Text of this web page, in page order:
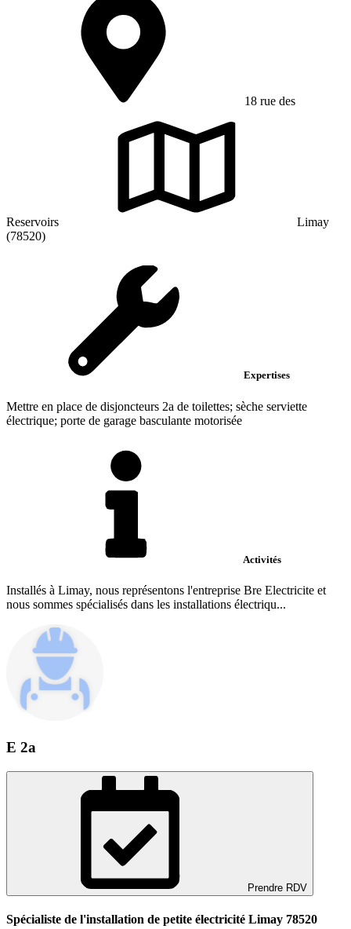
18 rue des
Reservoirs
Limay
(78520)
Expertises
Mettre en place de disjoncteurs 2a de toilettes; sèche serviette
électrique; porte de garage basculante motorisée
Activités
Installés à Limay, nous représentons l'entreprise Bre Electricite et
nous sommes spécialisés dans les installations électriqu...
E 2a
Prendre RDV
Spécialiste de l'installation de petite électricité Limay 78520